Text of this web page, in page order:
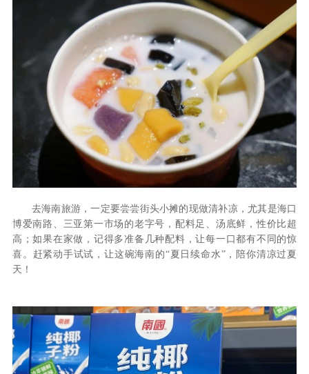
去海南旅游，一定要尝尝街头小摊的现做清补凉，尤其是海口
博爱南路、三亚第一市场的老字号，配料足、汤底鲜，性价比超
高；如果在家做，记得多准备几种配料，让每一口都有不同的惊
喜。赶紧动手试试，让这碗海南的“夏日续命水”，陪你清凉过夏
天！